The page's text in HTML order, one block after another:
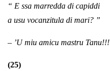
“ E ssa marredda di capiddi
a usu vocanzitula di mari? ”
– ’U miu amicu mastru Tanu!!!
(25)